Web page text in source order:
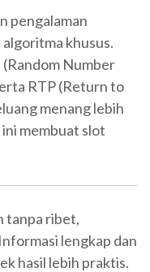
pengalaman
khusus.
Number
RTP (Return to
menang lebih
membuat slot
tanpa ribet,
lengkap dan
hasil lebih praktis.